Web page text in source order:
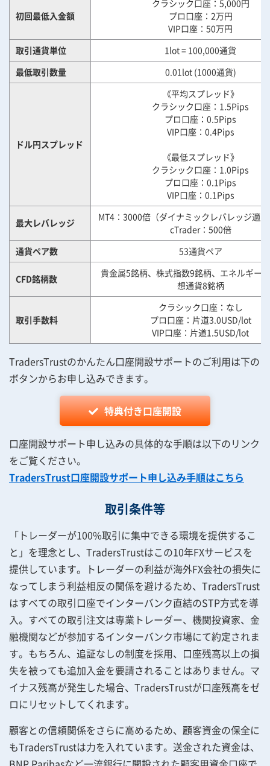
初回最低入金額
クラシック口座：5,000円
プロ口座：2万円
VIP口座：50万円
取引通貨単位
1lot = 100,000通貨
最低取引数量
0.01lot (1000通貨)
ドル円スプレッド
《平均スプレッド》
クラシック口座：1.5Pips
プロ口座：0.5Pips
VIP口座：0.4Pips
《最低スプレッド》
クラシック口座：1.0Pips
プロ口座：0.1Pips
VIP口座：0.1Pips
最大レバレッジ
MT4：3000倍（ダイナミックレバレッジ適
cTrader：500倍
通貨ペア数
53通貨ペア
CFD銘柄数
貴金属5銘柄、株式指数9銘柄、エネルギー2
想通貨8銘柄
取引手数料
クラシック口座：なし
プロ口座：片道3.0USD/lot
VIP口座：片道1.5USD/lot
TradersTrustのかんたん口座開設サポートのご利用は下の
ボタンからお申し込みできます。
特典付き口座開設
口座開設サポート申し込みの具体的な手順は以下のリンク
をご覧ください。
TradersTrust口座開設サポート申し込み手順はこちら
取引条件等
「トレーダーが100%取引に集中できる環境を提供するこ
と」を理念とし、TradersTrustはこの10年FXサービスを
提供しています。トレーダーの利益が海外FX会社の損失に
なってしまう利益相反の関係を避けるため、TradersTrust
はすべての取引口座でインターバンク直結のSTP方式を導
入。すべての取引注文は専業トレーダー、機関投資家、金
融機関などが参加するインターバンク市場にて約定されま
す。もちろん、追証なしの制度を採用、口座残高以上の損
失を被っても追加入金を要請されることはありません。マ
イナス残高が発生した場合、TradersTrustが口座残高をゼ
ロにリセットしてくれます。
顧客との信頼関係をさらに高めるため、顧客資金の保全に
もTradersTrustは力を入れています。送金された資金は、